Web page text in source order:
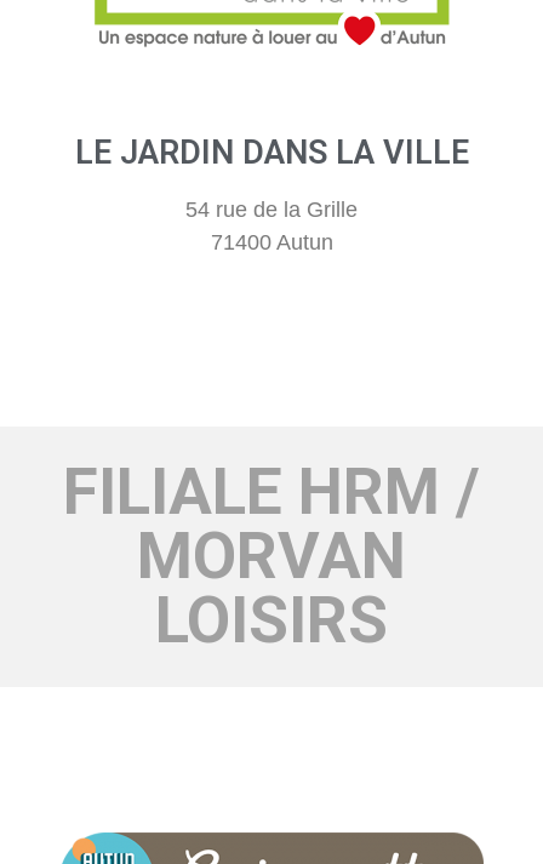
LE JARDIN DANS LA VILLE
54 rue de la Grille
71400 Autun
FILIALE HRM /
MORVAN
LOISIRS